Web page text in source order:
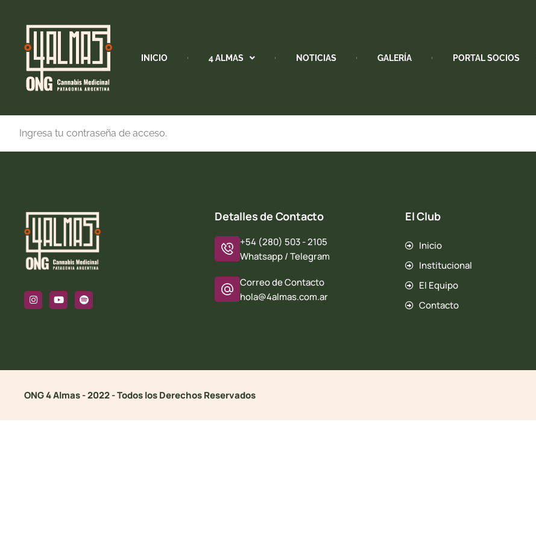
INICIO 4 ALMAS NOTICIAS GALERÍA PORTAL SOCIOS
Ingresa tu contraseña de acceso.
Detalles de Contacto
+54 (280) 503 - 2105
Whatsapp / Telegram
Correo de Contacto
hola@4almas.com.ar
El Club
Inicio
Institucional
El Equipo
Contacto
ONG 4 Almas - 2022 - Todos los Derechos Reservados